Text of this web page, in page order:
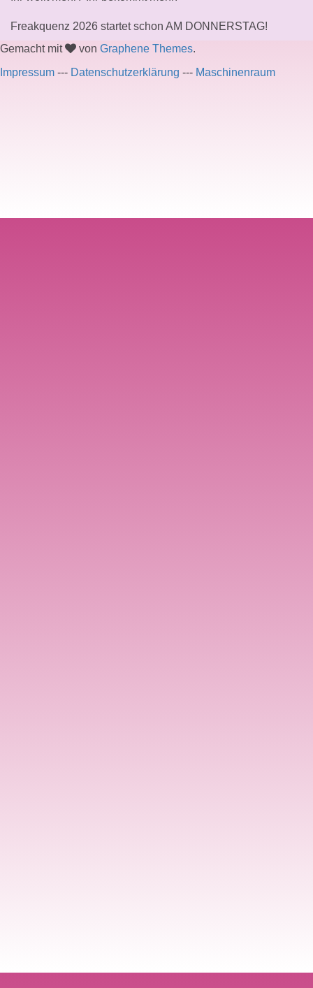
Freakquenz 2026 startet schon AM DONNERSTAG!
Gemacht mit
von Graphene Themes.
Impressum --- Datenschutzerklärung --- Maschinenraum